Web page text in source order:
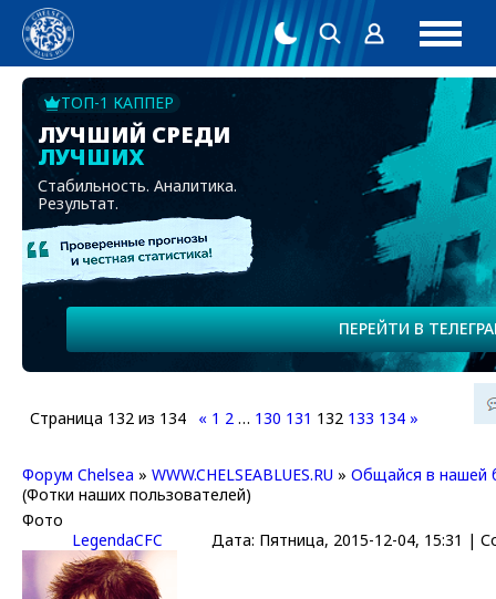
ТОП-1 КАППЕР
ЛУЧШИЙ СРЕДИ
ЛУЧШИХ
Стабильность. Аналитика.
Результат.
ПЕРЕЙТИ В
Страница 132 из 134 « 1 2 … 130 131 132 133 134 »
Форум Chelsea » WWW.CHELSEABLUES.RU » Общайся в нашей
(Фотки наших пользователей)
Фото
LegendaCFC
Дата: Пятница, 2015-12-04, 15:31 |